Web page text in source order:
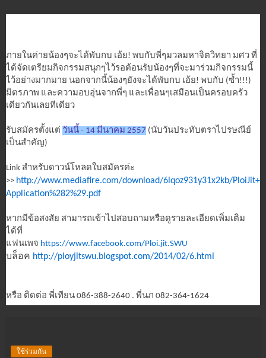
ภายในค่ายน้องๆจะได้พับกบ เอ้ย! พบกับพี่ๆมวลมหาจิตวิทยา มศว ที่
ได้จัดเตรียมกิจกรรมสนุกๆไว้รอต้อนรับน้องๆที่จะมาร่วมกิจกรรมนี้
ไว้อย่างมากมาย นอกจากนี้น้องๆยังจะได้พับกบ เอ้ย! พบกับ (ซ้ำ!!!)
มิตรภาพ และความอบอุ่นจากพี่ๆ และเพื่อนๆเสมือนเป็นครอบครัว
เดียวกันเลยทีเดียว
รับสมัครตั้งแต่ วันนี้ - 14 มีนาคม 2557 (นับวันประทับตราไปรษณีย์
เป็นสำคัญ)
Link สำหรับดาวน์โหลดใบสมัครค่ะ
>> http://www.mediafire.com/download/6lqoz931y31x2kb/PloiJit+
Application%282%29.pdf
หากมีข้อสงสัย สามารถเข้าไปสอบถามหรือดูรายละเอียดเพิ่มเติม
ได้ที่
แฟนเพจ https://www.facebook.com/Ploi.jit.SWU
บล็อค http://ployjitswu.blogspot.com/2014/02/6.html
หรือ ติดต่อ พี่เทียน 086-388-2640 . พี่นภ 082-364-1624
ใช้ร่วมกัน